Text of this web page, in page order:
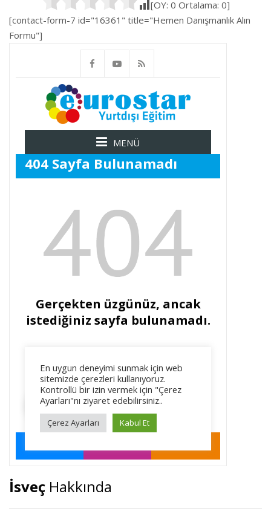
[OY: 0 Ortalama: 0]
[contact-form-7 id="16361" title="Hemen Danışmanlık Alın
Formu"]
İsveç Hakkında